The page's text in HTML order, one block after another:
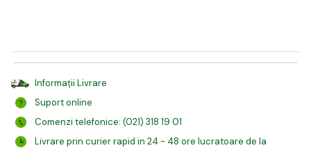
Informații Livrare
Suport online
Comenzi telefonice: (021) 318 19 01
Livrare prin curier rapid in 24 - 48 ore lucratoare de la